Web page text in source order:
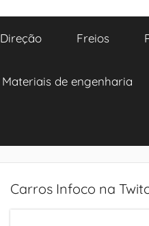
Direção Freios
Materiais de engenharia
Carros Infoco na